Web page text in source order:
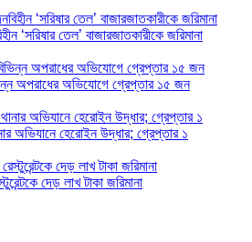
‘সরিষার তেল’ বাজারজাতকারীকে জরিমানা
অপরাধের অভিযোগে গ্রেপ্তার ১৫ জন
অভিযানে হেরোইন উদ্ধার; গ্রেপ্তার ১
দেড় লাখ টাকা জরিমানা